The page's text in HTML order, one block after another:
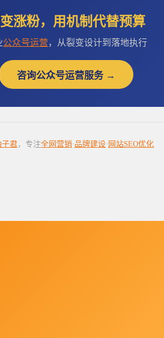
涨粉，用机制代替预算
公众号运营，从裂变设计到落地执行
咨询公众号运营服务 →
子君，专注全网营销·品牌建设· 网站SEO优化